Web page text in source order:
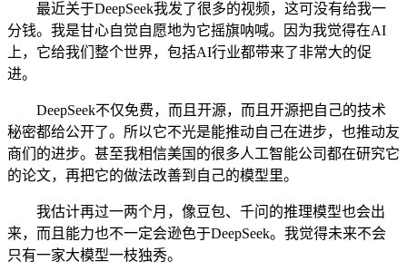
最近关于DeepSeek我发了很多的视频，这可没有给我一
分钱。我是甘心自觉自愿地为它摇旗呐喊。因为我觉得在AI
上，它给我们整个世界，包括AI行业都带来了非常大的促
进。
DeepSeek不仅免费，而且开源，而且开源把自己的技术
秘密都给公开了。所以它不光是能推动自己在进步，也推动友
商们的进步。甚至我相信美国的很多人工智能公司都在研究它
的论文，再把它的做法改善到自己的模型里。
我估计再过一两个月，像豆包、千问的推理模型也会出
来，而且能力也不一定会逊色于DeepSeek。我觉得未来不会
只有一家大模型一枝独秀。